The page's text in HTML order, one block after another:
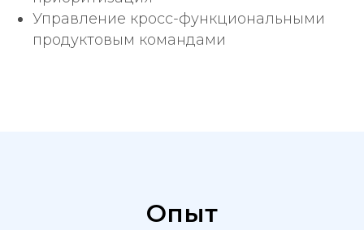
Управление кросс-функциональными
продуктовым командами
Опыт